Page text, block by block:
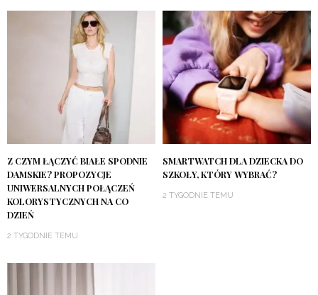
Z CZYM ŁĄCZYĆ BIAŁE SPODNIE
DAMSKIE? PROPOZYCJE
UNIWERSALNYCH POŁĄCZEŃ
KOLORYSTYCZNYCH NA CO
DZIEŃ
2 TYGODNIE TEMU
SMARTWATCH DLA DZIECKA DO
SZKOŁY, KTÓRY WYBRAĆ?
2 TYGODNIE TEMU